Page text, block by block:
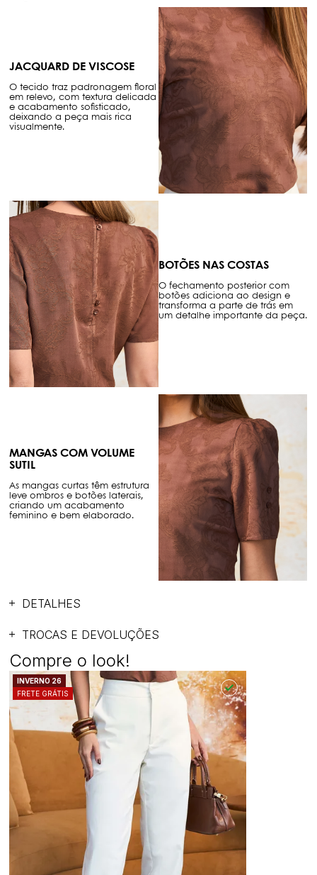
JACQUARD DE VISCOSE
O tecido traz padronagem floral
em relevo, com textura delicada
e acabamento sofisticado,
deixando a peça mais rica
visualmente.
BOTÕES NAS COSTAS
O fechamento posterior com
botões adiciona ao design e
transforma a parte de trás em
um detalhe importante da peça.
MANGAS COM VOLUME
SUTIL
As mangas curtas têm estrutura
leve ombros e botões laterais,
criando um acabamento
feminino e bem elaborado.
DETALHES
TROCAS E DEVOLUÇÕES
Compre o look!
FRETE GRÁTIS
INVERNO 26